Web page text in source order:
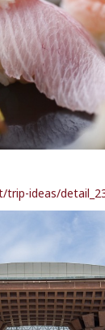
ideas/